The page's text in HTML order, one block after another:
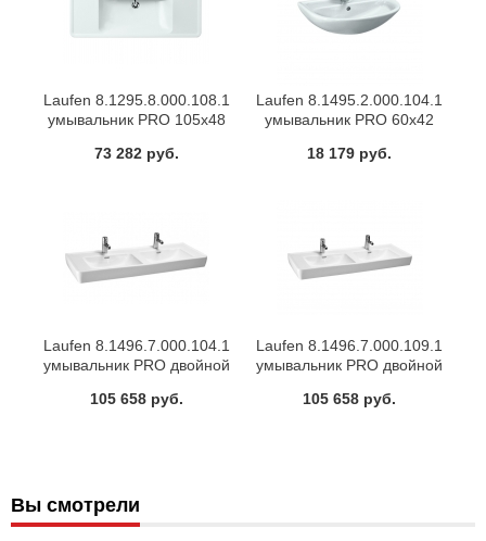
Laufen 8.1295.8.000.108.1
умывальник PRO 105х48
73 282 руб.
Laufen 8.1495.2.000.104.1
умывальник PRO 60х42
18 179 руб.
Laufen 8.1496.7.000.104.1
умывальник PRO двойной
105 658 руб.
Laufen 8.1496.7.000.109.1
умывальник PRO двойной
105 658 руб.
Вы смотрели